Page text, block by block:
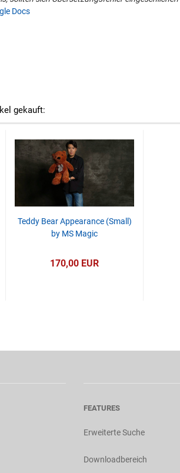
Docs
gekauft:
Teddy Bear Appearance (Small)
by MS Magic
170,00 EUR
FEATURES
Erweiterte Suche
Downloadbereich